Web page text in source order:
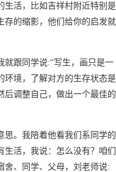
生活，比如吉祥村附近特别是
存的缩影，他们给你的启发就
就跟同学说:“写生，画只是一
环境，了解对方的生存状态是
后调整自己，做出一个最佳的
思。我陪着他看我们系同学的
活，我说：怎么没有？咱们
舍、同学、父母，刘老师说: